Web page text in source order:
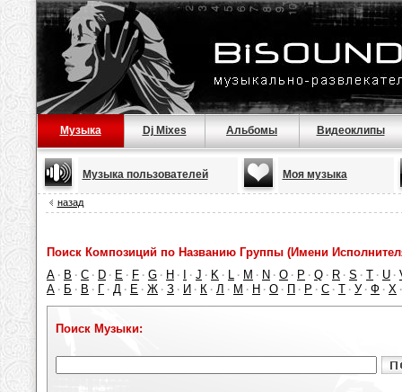
Музыка Dj Mixes Альбомы Видеоклипы
Музыка пользователей Моя музыка
назад
Поиск Композиций по Названию Группы (Имени
A · B · C · D · E · F · G · H · · J · K · L · M · N · O · P · Q · R · S · T · U ·
А · Б · В · Г · Д · Е · Ж · З · И · К · Л · М · Н · О · П · Р · С · Т · У · Ф · Х
Поиск Музыки: